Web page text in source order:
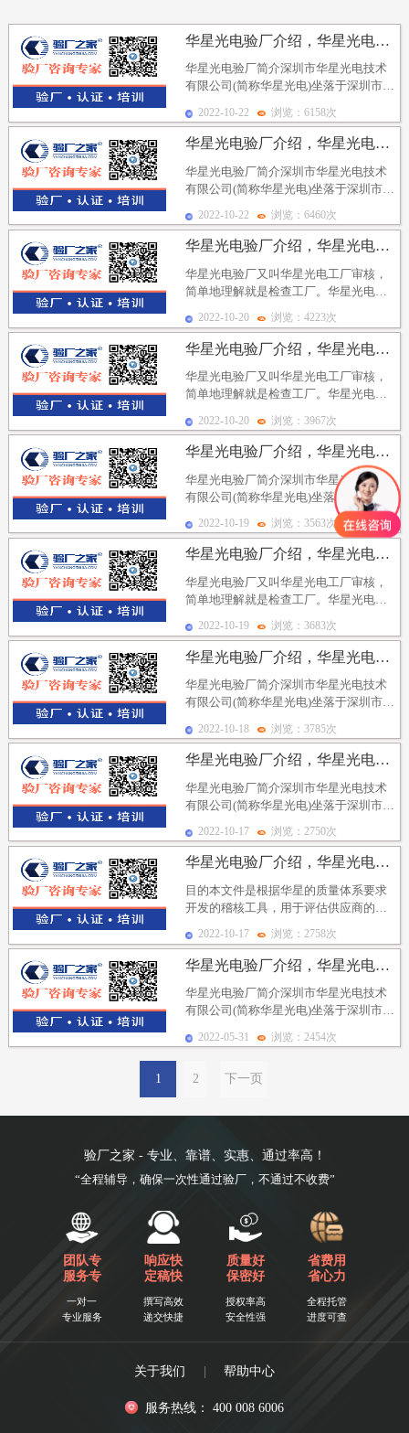
厂
华星光电验厂介绍，华星光电验厂消防安全审核要求（三）
华星光电验厂简介深圳市华星光电技术
有限公司(简称华星光电)坐落于深圳市光
月16日...
2022-10-22 浏览：6158次
华星光电验厂介绍，华星光电验厂消防安全审核要求（二）
华星光电验厂简介深圳市华星光电技术
有限公司(简称华星光电)坐落于深圳市光
月16日...
2022-10-22 浏览：6460次
华星光电验厂介绍，华星光电验厂标准及审核注意事项
华星光电验厂又叫华星光电工厂审核，
简单地理解就是检查工厂。华星光电验
多客户希望供应商在...
2022-10-20 浏览：4223次
华星光电验厂介绍，华星光电仓库管理要求及审核注意事项
华星光电验厂又叫华星光电工厂审核，
简单地理解就是检查工厂。华星光电验
管理体系，这样才能...
2022-10-20 浏览：3967次
华星光电验厂介绍，华星光电验厂报告要求及注意事项
华星光电验厂简介深圳市华星光电技术
有限公司(简称华星光电)坐落于深圳市光
明新区高新技术产业园区，是2009年11
月16日...
2022-10-19 浏览：3563次
华星光电验厂介绍，华星光电验厂审核准备事项、现场审核...
华星光电验厂又叫华星光电工厂审核，
简单地理解就是检查工厂。华星光电验
厂是对其供应商的一种符合性审核。很
多客户希望供应商在...
2022-10-19 浏览：3683次
华星光电验厂介绍，华星光电验厂审核不合格项确定原则及...
华星光电验厂简介深圳市华星光电技术
有限公司(简称华星光电)坐落于深圳市光
月16日...
2022-10-18 浏览：3785次
华星光电验厂介绍，华星光电验厂自我评估稽核-审核机制...
华星光电验厂简介深圳市华星光电技术
有限公司(简称华星光电)坐落于深圳市光
月16日...
2022-10-17 浏览：2750次
华星光电验厂介绍，华星光电验厂社会责任审核、自我评估...
目的本文件是根据华星的质量体系要求
开发的稽核工具，用于评估供应商的企
业社会责任管理状况。华星的CSR稽核
是建立在相关法律...
2022-10-17 浏览：2758次
华星光电验厂介绍，华星光电验厂目的及审核意义
华星光电验厂简介深圳市华星光电技术
有限公司(简称华星光电)坐落于深圳市光
月16日...
2022-05-31 浏览：2454次
1 2 下一页
验厂之家 - 专业、靠谱、实惠、通过率高！
“全程辅导，确保一次性通过验厂，不通过不收费”
团队专
服务专
一对一
专业服务
响应快
定稿快
撰写高效
递交快捷
质量好
保密好
授权率高
安全性强
省费用
省心力
全程托管
进度可查
关于我们 | 帮助中心
服务热线： 400 008 6006